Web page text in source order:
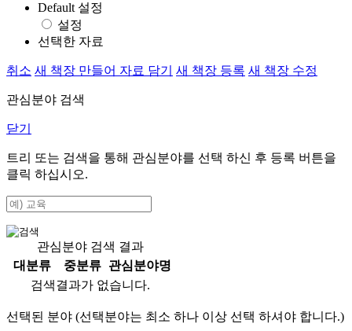
Default 설정
설정
선택한 자료
취소 새 책장 만들어 자료 담기 새 책장 등록 새 책장 수정
관심분야 검색
닫기
트리 또는 검색을 통해 관심분야를 선택 하신 후 등록 버튼을
클릭 하십시오.
관심분야 검색 결과
대분류
중분류
관심분야명
검색결과가 없습니다.
선택된 분야 (선택분야는 최소 하나 이상 선택 하셔야 합니다.)